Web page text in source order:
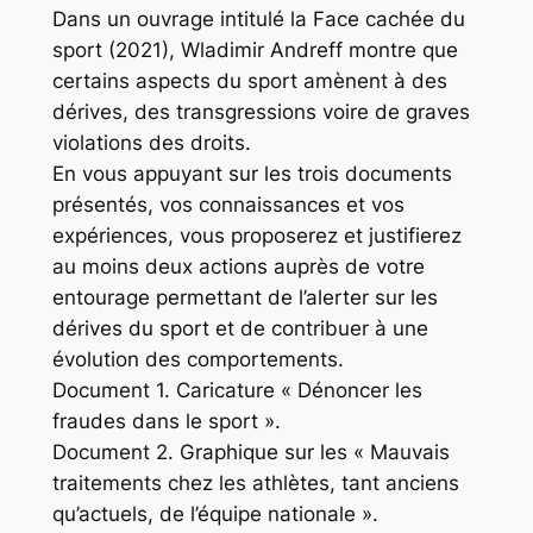
Dans un ouvrage intitulé la Face cachée du
sport (2021), Wladimir Andreff montre que
certains aspects du sport amènent à des
dérives, des transgressions voire de graves
violations des droits.
En vous appuyant sur les trois documents
présentés, vos connaissances et vos
expériences, vous proposerez et justifierez
au moins deux actions auprès de votre
entourage permettant de l’alerter sur les
dérives du sport et de contribuer à une
évolution des comportements.
Document 1. Caricature « Dénoncer les
fraudes dans le sport ».
Document 2. Graphique sur les « Mauvais
traitements chez les athlètes, tant anciens
qu’actuels, de l’équipe nationale ».